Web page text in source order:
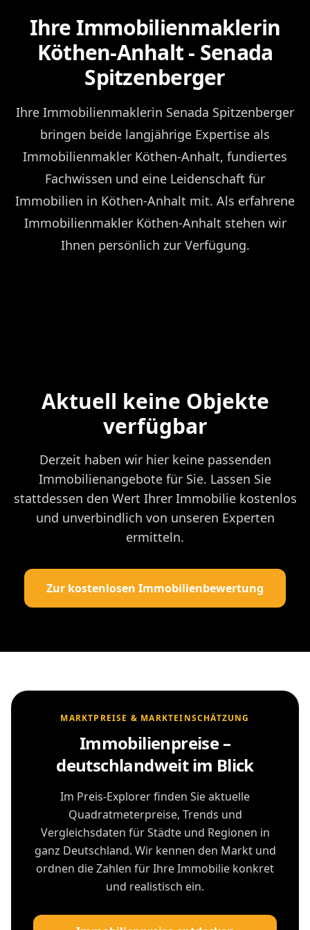
Ihre Immobilienmaklerin
Köthen-Anhalt - Senada
Spitzenberger
Ihre Immobilienmaklerin Senada Spitzenberger
bringen beide langjährige Expertise als
Immobilienmakler Köthen-Anhalt, fundiertes
Fachwissen und eine Leidenschaft für
Immobilien in Köthen-Anhalt mit. Als erfahrene
Immobilienmakler Köthen-Anhalt stehen wir
Ihnen persönlich zur Verfügung.
Aktuell keine Objekte
verfügbar
Derzeit haben wir hier keine passenden
Immobilienangebote für Sie. Lassen Sie
stattdessen den Wert Ihrer Immobilie kostenlos
und unverbindlich von unseren Experten
ermitteln.
Zur kostenlosen Immobilienbewertung
MARKTPREISE & MARKTEINSCHÄTZUNG
Immobilienpreise –
deutschlandweit im Blick
Im Preis-Explorer finden Sie aktuelle
Quadratmeterpreise, Trends und
Vergleichsdaten für Städte und Regionen in
ganz Deutschland. Wir kennen den Markt und
ordnen die Zahlen für Ihre Immobilie konkret
und realistisch ein.